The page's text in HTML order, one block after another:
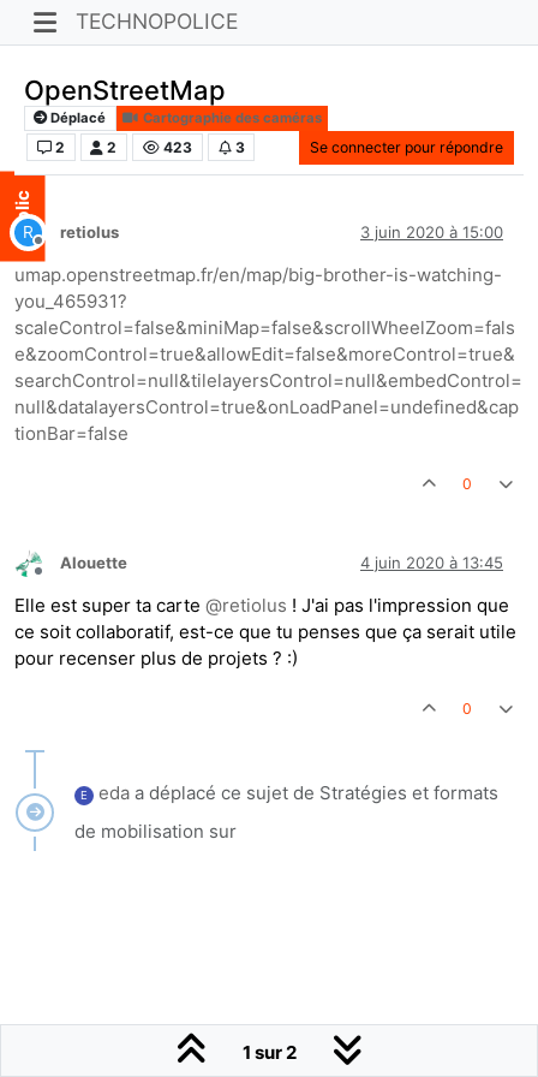
TECHNOPOLICE
OpenStreetMap
Déplacé Cartographie des caméras
2 2 423 3 Se connecter pour répondre
R
Hors-ligne
retiolus 3 juin 2020 à 15:00
umap.openstreetmap.fr/en/map/big-brother-is-watching-
you_465931?
scaleControl=false&miniMap=false&scrollWheelZoom=fals
e&zoomControl=true&allowEdit=false&moreControl=true&
searchControl=null&tilelayersControl=null&embedControl=
null&datalayersControl=true&onLoadPanel=undefined&cap
tionBar=false
0
Hors-ligne
Alouette 4 juin 2020 à 13:45
Elle est super ta carte @retiolus ! J'ai pas l'impression que
ce soit collaboratif, est-ce que tu penses que ça serait utile
pour recenser plus de projets ? :)
0
E eda a déplacé ce sujet de Stratégies et formats
de mobilisation sur
1 sur 2